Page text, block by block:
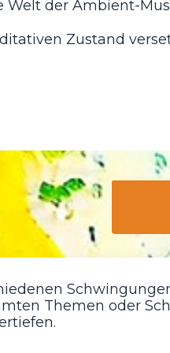
Welt der Ambient-
Zustand
Themen oder